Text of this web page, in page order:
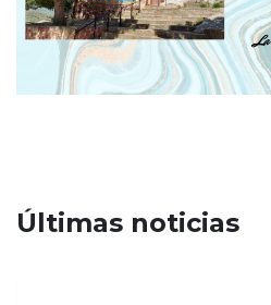
Últimas noticias